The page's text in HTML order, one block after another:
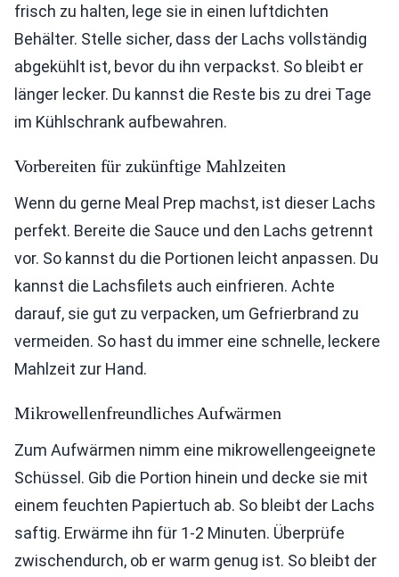
frisch zu halten, lege sie in einen luftdichten
Behälter. Stelle sicher, dass der Lachs vollständig
abgekühlt ist, bevor du ihn verpackst. So bleibt er
länger lecker. Du kannst die Reste bis zu drei Tage
im Kühlschrank aufbewahren.
Vorbereiten für zukünftige Mahlzeiten
Wenn du gerne Meal Prep machst, ist dieser Lachs
perfekt. Bereite die Sauce und den Lachs getrennt
vor. So kannst du die Portionen leicht anpassen. Du
kannst die Lachsfilets auch einfrieren. Achte
darauf, sie gut zu verpacken, um Gefrierbrand zu
vermeiden. So hast du immer eine schnelle, leckere
Mahlzeit zur Hand.
Mikrowellenfreundliches Aufwärmen
Zum Aufwärmen nimm eine mikrowellengeeignete
Schüssel. Gib die Portion hinein und decke sie mit
einem feuchten Papiertuch ab. So bleibt der Lachs
saftig. Erwärme ihn für 1-2 Minuten. Überprüfe
zwischendurch, ob er warm genug ist. So bleibt der